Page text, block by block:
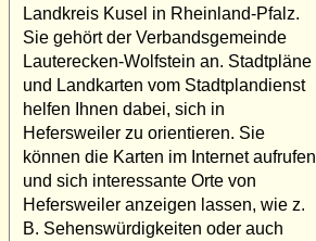
Landkreis Kusel in Rheinland-Pfalz.
Sie gehört der Verbandsgemeinde
Lauterecken-Wolfstein an. Stadtpläne
und Landkarten vom Stadtplandienst
helfen Ihnen dabei, sich in
Hefersweiler zu orientieren. Sie
können die Karten im Internet aufrufen
und sich interessante Orte von
Hefersweiler anzeigen lassen, wie z.
B. Sehenswürdigkeiten oder auch